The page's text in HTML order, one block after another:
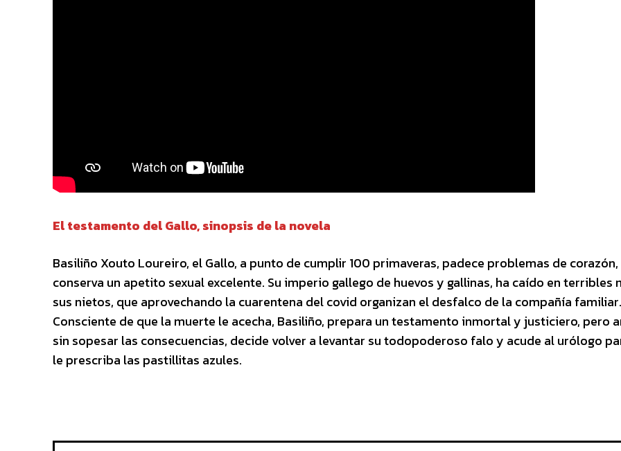
El testamento del Gallo, sinopsis de la novela
Basiliño Xouto Loureiro, el Gallo, a punto de cumplir 100 primaveras, padece problemas de
conserva un apetito sexual excelente. Su imperio gallego de huevos y gallinas, ha caído en terribles
sus nietos, que aprovechando la cuarentena del covid organizan el desfalco de la compañía familiar.
Consciente de que la muerte le acecha, Basiliño, prepara un testamento inmortal y justiciero, pero
sin sopesar las consecuencias, decide volver a levantar su todopoderoso falo y acude al urólogo
le prescriba las pastillitas azules.